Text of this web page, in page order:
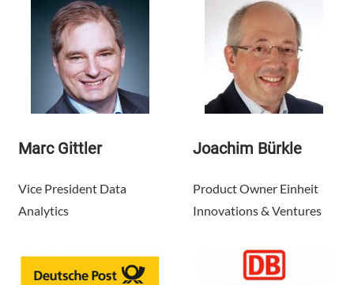
Marc Gittler
Vice President Data
Analytics
Joachim Bürkle
Product Owner Einheit
Innovations & Ventures